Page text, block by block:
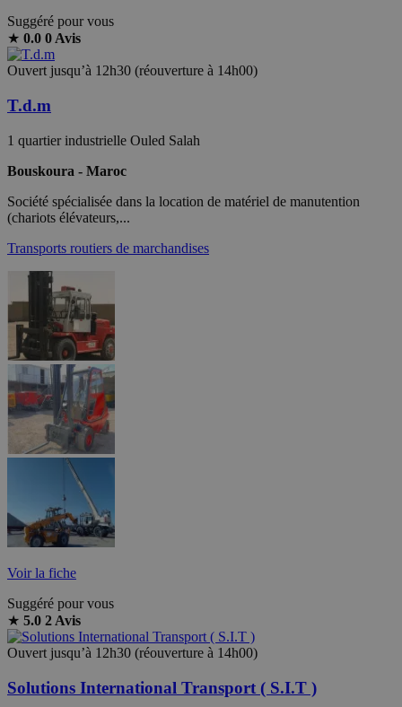
Suggéré pour vous
★ 0.0 0 Avis
Ouvert jusqu’à 12h30 (réouverture à 14h00)
T.d.m
1 quartier industrielle Ouled Salah
Bouskoura - Maroc
Société spécialisée dans la location de matériel de manutention
(chariots élévateurs,...
Transports routiers de marchandises
Voir la fiche
Suggéré pour vous
★ 5.0 2 Avis
Ouvert jusqu’à 12h30 (réouverture à 14h00)
Solutions International Transport ( S.I.T )